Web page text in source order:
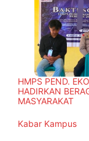
HMPS PEND.
HADIRKAN
MASYARAKAT
In relation to
Kabar Kampus